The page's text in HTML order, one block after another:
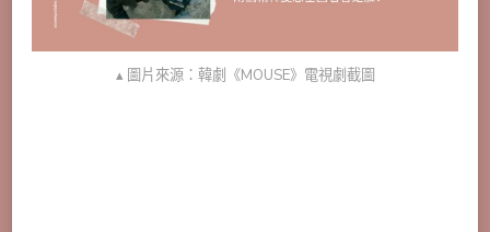
▴ 圖片來源：韓劇《MOUSE》電視劇截圖